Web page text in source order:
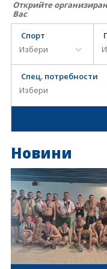
Открийте
Вас
Спорт
Спец. потребности
Новини